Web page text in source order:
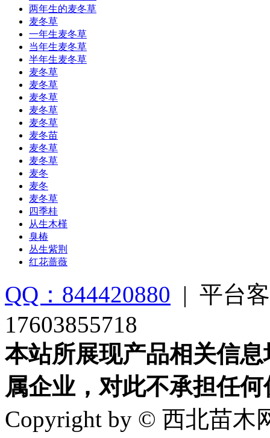
两年生的麦冬草
麦冬草
一年生麦冬草
当年生麦冬草
半年生麦冬草
麦冬草
麦冬草
麦冬草
麦冬草
麦冬草
麦冬苗
麦冬草
麦冬草
麦冬
麦冬
麦冬草
四季桂
从生木槿
臭椿
丛生紫荆
红花蔷薇
QQ：844420880 | 平台
17603855718
本站所展现产品相关信
属企业，对此不承担任
Copyright by © 西北苗木